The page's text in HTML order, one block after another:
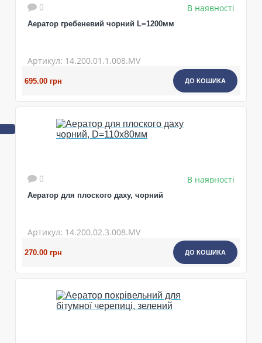
0 В наявності
Аератор гребеневий чорний L=1200мм
Артикул: 14.200.01.1.008.MV
695.00 грн ДО КОШИКА
0 В наявності
Аератор для плоского даху, чорний
Артикул: 14.200.02.3.008.MV
270.00 грн ДО КОШИКА